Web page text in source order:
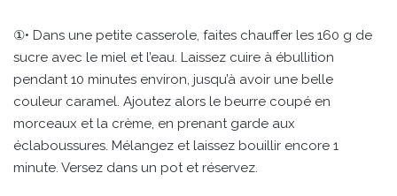
①• Dans une petite casserole, faites chauffer les 160 g de
sucre avec le miel et l’eau. Laissez cuire à ébullition
pendant 10 minutes environ, jusqu’à avoir une belle
couleur caramel. Ajoutez alors le beurre coupé en
morceaux et la crème, en prenant garde aux
éclaboussures. Mélangez et laissez bouillir encore 1
minute. Versez dans un pot et réservez.